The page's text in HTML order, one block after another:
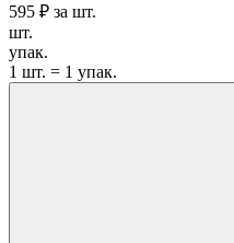
595 ₽ за шт.
шт.
упак.
1 шт. = 1 упак.